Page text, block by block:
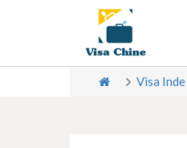
Visa Inde